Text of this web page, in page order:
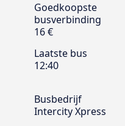
Goedkoopste
busverbinding
16 €
Laatste bus
12:40
Busbedrijf
Intercity Xpress